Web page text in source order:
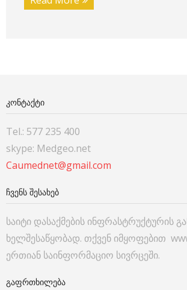
ᲙᲝᲜᲢᲐᲥᲢᲘ
Tel.: 577 235 400
skype: Medgeo.net
Caumednet@gmail.com
ᲩᲕᲔᲜᲡ ᲨᲔᲡᲐᲮᲔᲑ
საიტი დასაქმების ინფრასტრუქტურის
ხელშესაწყობად. თქვენ იმყოფებით
ერთიან საინფორმაციო სივრცეში.
ᲒᲐᲤᲠᲗᲮᲘᲚᲔᲑᲐ